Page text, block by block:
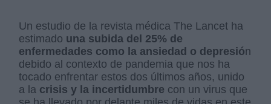
Un estudio de la revista médica The Lancet ha
estimado una subida del 25% de
enfermedades como la ansiedad o depresión
debido al contexto de pandemia que nos ha
tocado enfrentar estos dos últimos años, unido
a la crisis y la incertidumbre con un virus que